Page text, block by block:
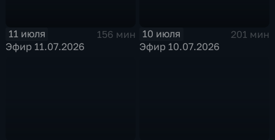
11 июля
156 мин
Эфир 11.07.2026
10 июля
201 мин
Эфир 10.07.2026